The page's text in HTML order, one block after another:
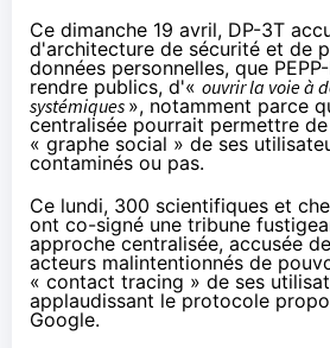
Ce dimanche 19 avril, DP-3T
d'architecture de sécurité et de
données personnelles, que
rendre publics, d'« ouvrir la voie à
systémiques », notamment parce
centralisée pourrait permettre
« graphe social » de ses
contaminés ou pas.
Ce lundi, 300 scientifiques et
ont co-signé une tribune
approche centralisée, accusée
acteurs malintentionnés de
« contact tracing » de ses
applaudissant le protocole
Google.